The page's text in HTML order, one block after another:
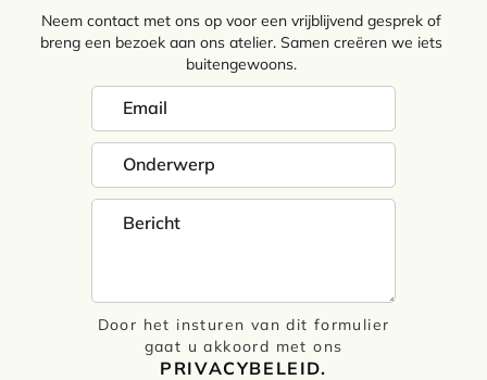
Neem contact met ons op voor een vrijblijvend gesprek of
breng een bezoek aan ons atelier. Samen creëren we iets
buitengewoons.
Door het insturen van dit formulier
gaat u akkoord met ons
PRIVACYBELEID.